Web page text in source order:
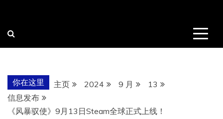
你在这里 主页 2024 9 月
13
信息发布
《风暴驭使》9月13日Steam全球正式上线！